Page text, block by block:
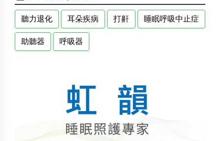
聽力退化 耳朵疾病 打鼾 睡眠呼吸中止症
助聽器 呼吸器